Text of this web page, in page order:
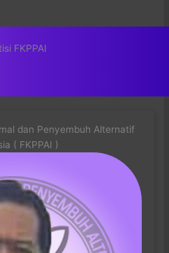
FKPPAI
dan Penyembuh Alternatif
( FKPPAI )